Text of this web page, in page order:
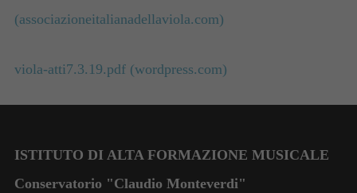
(associazioneitalianadellaviola.com)
viola-atti7.3.19.pdf (wordpress.com)
ISTITUTO DI ALTA FORMAZIONE MUSICALE
Conservatorio "Claudio Monteverdi"